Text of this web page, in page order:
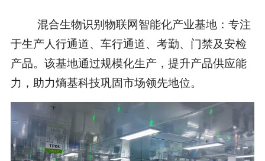
混合生物识别物联网智能化产业基地：专注
于生产人行通道、车行通道、考勤、门禁及安检
产品。该基地通过规模化生产，提升产品供应能
力，助力熵基科技巩固市场领先地位。